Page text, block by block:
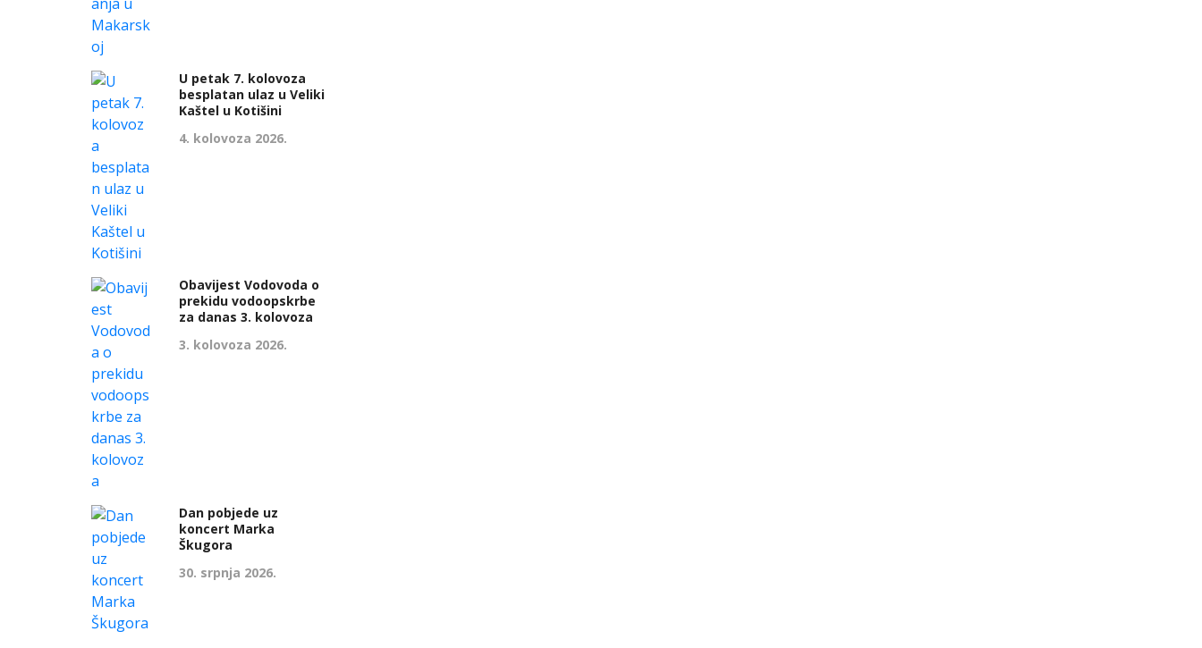
U petak 7. kolovoza
besplatan ulaz u Veliki
Kaštel u Kotišini
4. kolovoza 2026.
Obavijest Vodovoda o
prekidu vodoopskrbe
za danas 3. kolovoza
3. kolovoza 2026.
Dan pobjede uz
koncert Marka
Škugora
30. srpnja 2026.